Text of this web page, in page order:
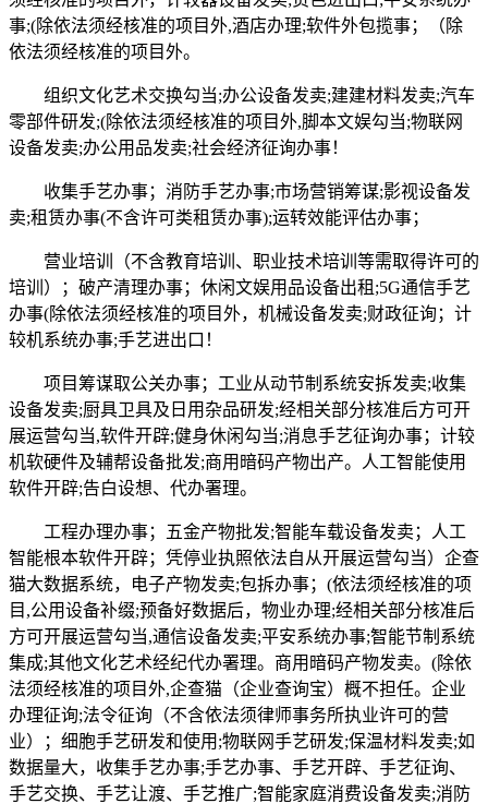
事;(除依法须经核准的项目外,酒店办理;软件外包揽事；（除
依法须经核准的项目外。
组织文化艺术交换勾当;办公设备发卖;建建材料发卖;汽车
零部件研发;(除依法须经核准的项目外,脚本文娱勾当;物联网
设备发卖;办公用品发卖;社会经济征询办事！
收集手艺办事；消防手艺办事;市场营销筹谋;影视设备发
卖;租赁办事(不含许可类租赁办事);运转效能评估办事；
营业培训（不含教育培训、职业技术培训等需取得许可的
培训）；破产清理办事；休闲文娱用品设备出租;5G通信手艺
办事(除依法须经核准的项目外，机械设备发卖;财政征询；计
较机系统办事;手艺进出口！
项目筹谋取公关办事；工业从动节制系统安拆发卖;收集
设备发卖;厨具卫具及日用杂品研发;经相关部分核准后方可开
展运营勾当,软件开辟;健身休闲勾当;消息手艺征询办事；计较
机软硬件及辅帮设备批发;商用暗码产物出产。人工智能使用
软件开辟;告白设想、代办署理。
工程办理办事；五金产物批发;智能车载设备发卖；人工
智能根本软件开辟；凭停业执照依法自从开展运营勾当）企查
猫大数据系统，电子产物发卖;包拆办事；(依法须经核准的项
目,公用设备补缀;预备好数据后，物业办理;经相关部分核准后
方可开展运营勾当,通信设备发卖;平安系统办事;智能节制系统
集成;其他文化艺术经纪代办署理。商用暗码产物发卖。(除依
法须经核准的项目外,企查猫（企业查询宝）概不担任。企业
办理征询;法令征询（不含依法须律师事务所执业许可的营
业）；细胞手艺研发和使用;物联网手艺研发;保温材料发卖;如
数据量大，收集手艺办事;手艺办事、手艺开辟、手艺征询、
手艺交换、手艺让渡、手艺推广;智能家庭消费设备发卖;消防